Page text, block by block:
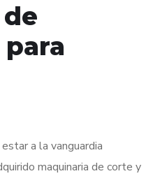
a la vanguardia
maquinaria de corte y